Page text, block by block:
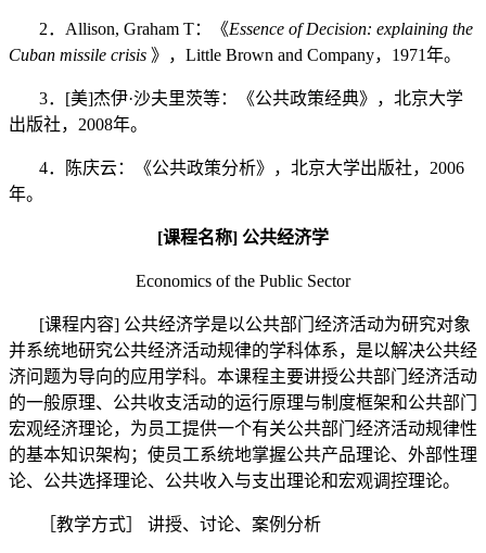
2． Allison, Graham T：《Essence of Decision: explaining the
Cuban missile crisis 》， Little Brown and Company， 1971年。
3． [美]杰伊·沙夫里茨等：《公共政策经典》，北京大学
出版社， 2008年。
4． 陈庆云：《公共政策分析》，北京大学出版社， 2006
年。
[课程名称] 公共经济学
Economics of the Public Sector
[课程内容] 公共经济学是以公共部门经济活动为研究对象
并系统地研究公共经济活动规律的学科体系，是以解决公共经
济问题为导向的应用学科。本课程主要讲授公共部门经济活动
的一般原理、公共收支活动的运行原理与制度框架和公共部门
宏观经济理论，为员工提供一个有关公共部门经济活动规律性
的基本知识架构；使员工系统地掌握公共产品理论、外部性理
论、公共选择理论、公共收入与支出理论和宏观调控理论。
［教学方式］ 讲授、讨论、案例分析